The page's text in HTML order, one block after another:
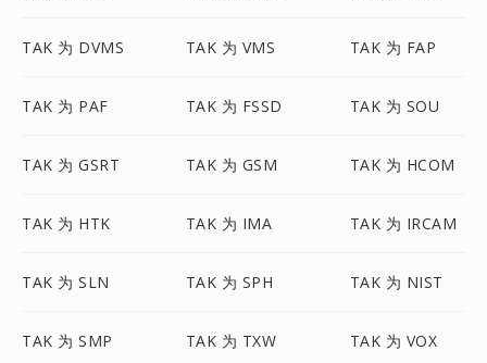
TAK 为 DVMS TAK 为 VMS TAK 为 FAP
TAK 为 PAF TAK 为 FSSD TAK 为 SOU
TAK 为 GSRT TAK 为 GSM TAK 为 HCOM
TAK 为 HTK TAK 为 IMA TAK 为 IRCAM
TAK 为 SLN TAK 为 SPH TAK 为 NIST
TAK 为 SMP TAK 为 TXW TAK 为 VOX